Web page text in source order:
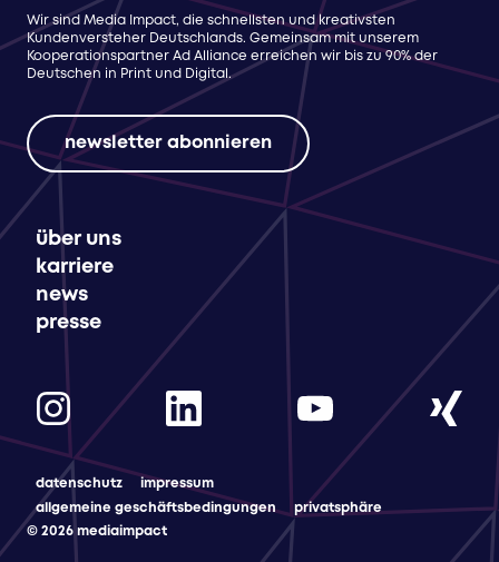
Wir sind Media Impact, die schnellsten und kreativsten
Kundenversteher Deutschlands. Gemeinsam mit unserem
Kooperationspartner Ad Alliance erreichen wir bis zu 90% der
Deutschen in Print und Digital.
über uns
karriere
news
presse
newsletter abonnieren
© 2026 mediaimpact
datenschutz
impressum
allgemeine geschäftsbedingungen
privatsphäre